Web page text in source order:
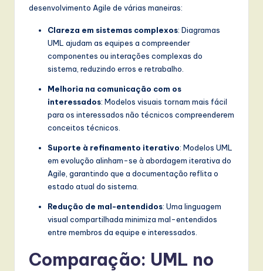
desenvolvimento Agile de várias maneiras:
Clareza em sistemas complexos: Diagramas
UML ajudam as equipes a compreender
componentes ou interações complexas do
sistema, reduzindo erros e retrabalho.
Melhoria na comunicação com os
interessados: Modelos visuais tornam mais fácil
para os interessados não técnicos compreenderem
conceitos técnicos.
Suporte à refinamento iterativo: Modelos UML
em evolução alinham-se à abordagem iterativa do
Agile, garantindo que a documentação reflita o
estado atual do sistema.
Redução de mal-entendidos: Uma linguagem
visual compartilhada minimiza mal-entendidos
entre membros da equipe e interessados.
Comparação: UML no